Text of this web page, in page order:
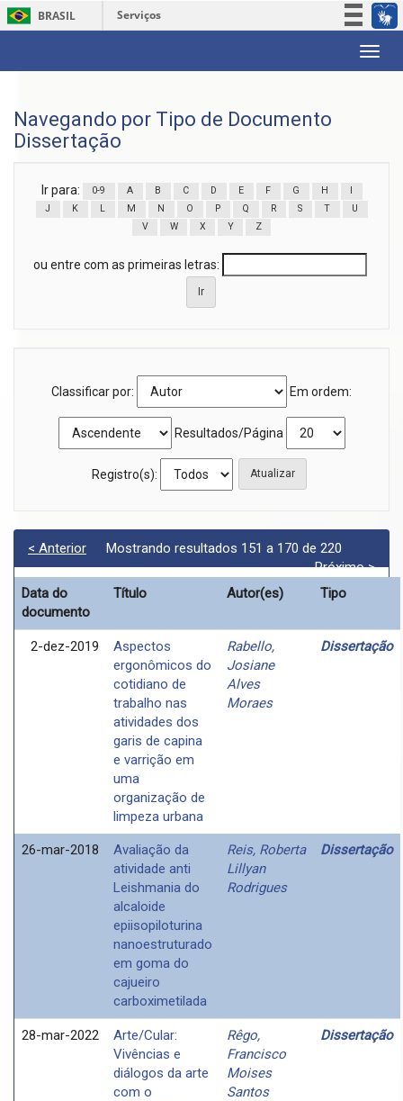
BRASIL
Serviços
Acesso à informação
Canais
Navegando por Tipo de Documento
Dissertação
Ir para: 0-9 A B C D E F G H
J
K L M N O P Q R S T
U
V
W X Y Z
ou entre com as primeiras letras:
Classificar por: Em ordem:
Resultados/Página
Registro(s):
Mostrando resultados 151 a 170 de 220
< Anterior
Próximo >
Data do
documento
Título Autor(es) Tipo
2-dez-2019
Aspectos
ergonômicos do
cotidiano de
trabalho nas
atividades dos
garis de capina
e varrição em
uma
organização de
limpeza urbana
Rabello,
Josiane
Alves
Moraes
Dissertação
26-mar-2018
Avaliação da
atividade anti
Leishmania do
alcaloide
epiisopiloturina
nanoestruturado
em goma do
cajueiro
carboximetilada
Reis, Roberta
Lillyan
Rodrigues
Dissertação
28-mar-2022
Arte/Cular:
Vivências e
diálogos da arte
com o
Rêgo,
Francisco
Moises
Santos
Dissertação